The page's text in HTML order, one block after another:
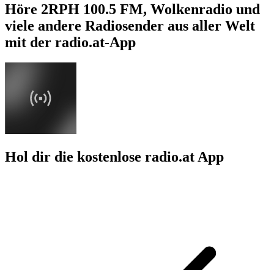
Höre 2RPH 100.5 FM, Wolkenradio und
viele andere Radiosender aus aller Welt
mit der radio.at-App
Hol dir die kostenlose radio.at App